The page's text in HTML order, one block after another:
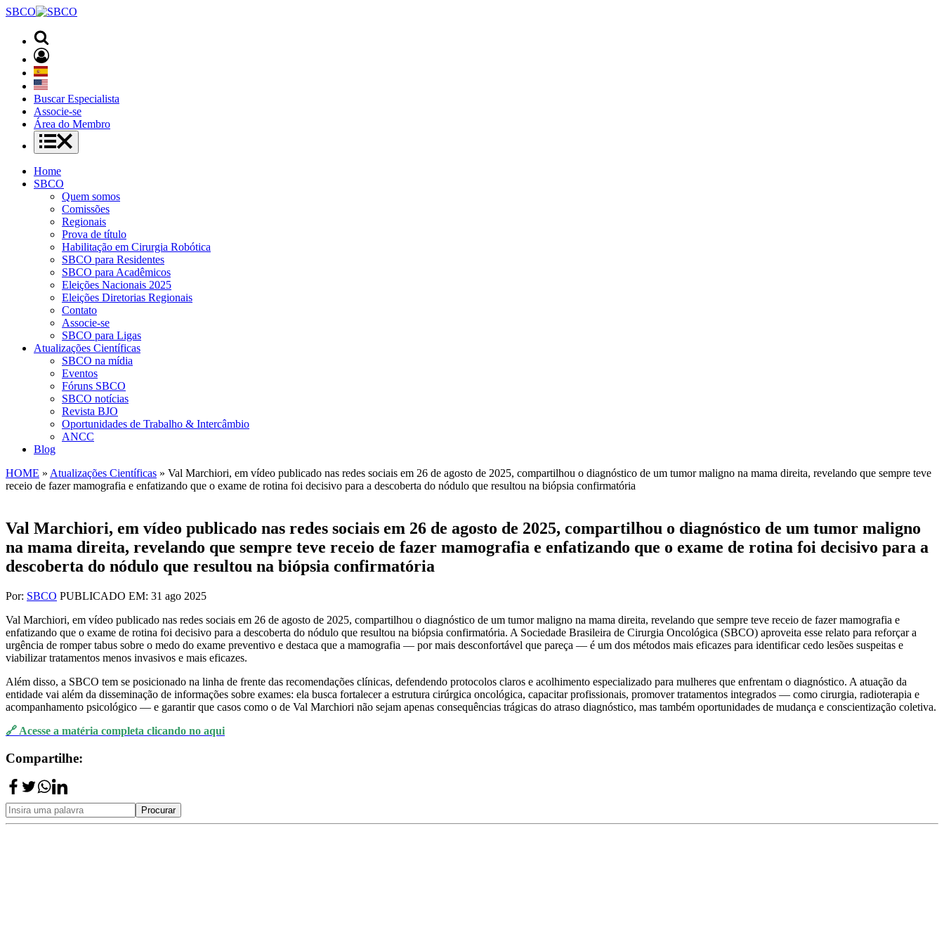
SBCO
Buscar Especialista
Associe-se
Área do Membro
Home
SBCO
Quem somos
Comissões
Regionais
Prova de título
Habilitação em Cirurgia Robótica
SBCO para Residentes
SBCO para Acadêmicos
Eleições Nacionais 2025
Eleições Diretorias Regionais
Contato
Associe-se
SBCO para Ligas
Atualizações Científicas
SBCO na mídia
Eventos
Fóruns SBCO
SBCO notícias
Revista BJO
Oportunidades de Trabalho & Intercâmbio
ANCC
Blog
HOME » Atualizações Científicas » Val Marchiori, em vídeo publicado nas redes sociais em 26 de agosto de 2025, compartilhou o diagnóstico de um tumor maligno na mama direita, revelando que sempre teve
receio de fazer mamografia e enfatizando que o exame de rotina foi decisivo para a descoberta do nódulo que resultou na biópsia confirmatória
Val Marchiori, em vídeo publicado nas redes sociais em 26 de agosto de 2025, compartilhou o diagnóstico de um tumor maligno
na mama direita, revelando que sempre teve receio de fazer mamografia e enfatizando que o exame de rotina foi decisivo para a
descoberta do nódulo que resultou na biópsia confirmatória
Por: SBCO PUBLICADO EM: 31 ago 2025
Val Marchiori, em vídeo publicado nas redes sociais em 26 de agosto de 2025, compartilhou o diagnóstico de um tumor maligno na mama direita, revelando que sempre teve receio de fazer mamografia e
enfatizando que o exame de rotina foi decisivo para a descoberta do nódulo que resultou na biópsia confirmatória. A Sociedade Brasileira de Cirurgia Oncológica (SBCO) aproveita esse relato para reforçar a
urgência de romper tabus sobre o medo do exame preventivo e destaca que a mamografia — por mais desconfortável que pareça — é um dos métodos mais eficazes para identificar cedo lesões suspeitas e
viabilizar tratamentos menos invasivos e mais eficazes.
Além disso, a SBCO tem se posicionado na linha de frente das recomendações clínicas, defendendo protocolos claros e acolhimento especializado para mulheres que enfrentam o diagnóstico. A atuação da
entidade vai além da disseminação de informações sobre exames: ela busca fortalecer a estrutura cirúrgica oncológica, capacitar profissionais, promover tratamentos integrados — como cirurgia, radioterapia e
acompanhamento psicológico — e garantir que casos como o de Val Marchiori não sejam apenas consequências trágicas do atraso diagnóstico, mas também oportunidades de mudança e conscientização coletiva.
🔗 Acesse a matéria completa clicando no aqui
Compartilhe:
Procurar